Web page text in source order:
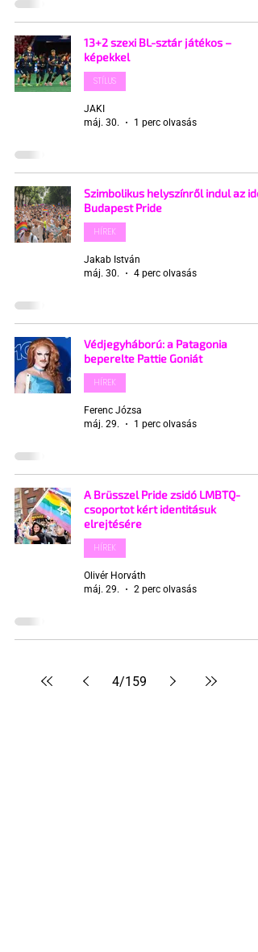
13+2 szexi BL-sztár játékos –
képekkel
STÍLUS
JAKI
máj. 30.
1 perc olvasás
Szimbolikus helyszínről indul az idei
Budapest Pride
HÍREK
Jakab István
máj. 30.
4 perc olvasás
Védjegyháború: a Patagonia
beperelte Pattie Goniát
HÍREK
Ferenc Józsa
máj. 29.
1 perc olvasás
A Brüsszel Pride zsidó LMBTQ-
csoportot kért identitásuk
elrejtésére
HÍREK
Olivér Horváth
máj. 29.
2 perc olvasás
4/159